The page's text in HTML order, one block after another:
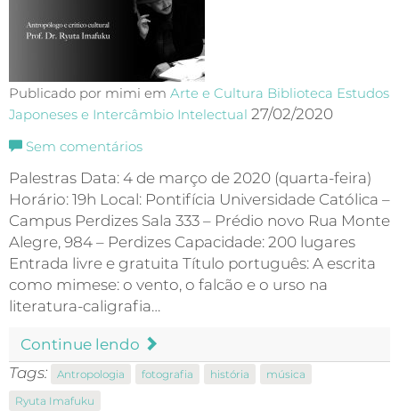
Publicado por mimi em Arte e Cultura Biblioteca Estudos
Japoneses e Intercâmbio Intelectual 27/02/2020
Sem comentários
Palestras Data: 4 de março de 2020 (quarta-feira)
Horário: 19h Local: Pontifícia Universidade Católica –
Campus Perdizes Sala 333 – Prédio novo Rua Monte
Alegre, 984 – Perdizes Capacidade: 200 lugares
Entrada livre e gratuita Título português: A escrita
como mimese: o vento, o falcão e o urso na
literatura-caligrafia…
Continue lendo
Tags:
Antropologia fotografia história
música
Ryuta Imafuku